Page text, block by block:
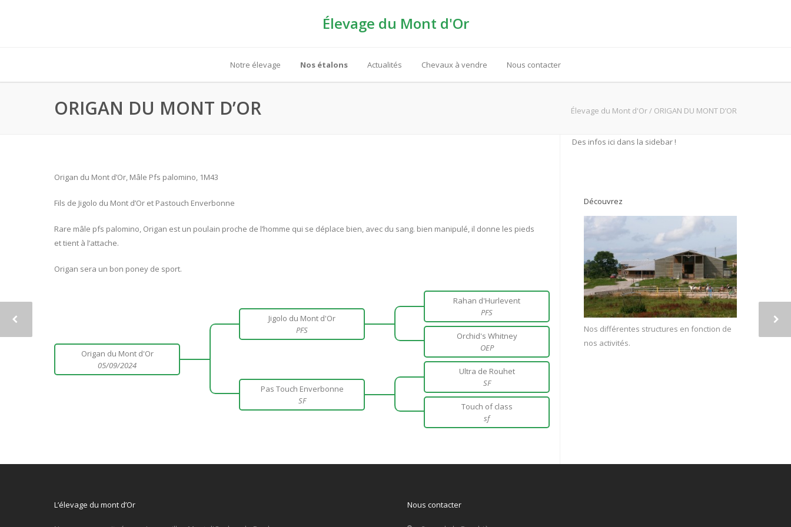
Élevage du Mont d'Or
Notre élevage Nos étalons Actualités Chevaux à vendre Nous contacter
ORIGAN DU MONT D’OR Élevage du Mont d'Or/ ORIGAN DU MONT D’OR
Origan du Mont d’Or, Mâle Pfs palomino, 1M43
Fils de Jigolo du Mont d’Or et Pastouch Enverbonne
Rare mâle pfs palomino, Origan est un poulain proche de l’homme qui se déplace bien, avec du sang. bien manipulé, il donne les pieds
et tient à l’attache.
Origan sera un bon poney de sport.
Origan du Mont d'Or
05/09/2024
Jigolo du Mont d'Or
PFS
Rahan d'Hurlevent
PFS
Orchid's Whitney
OEP
Pas Touch Enverbonne
SF
Ultra de Rouhet
SF
Touch of class
sf
Des infos ici dans la sidebar !
Découvrez
Nos différentes structures en fonction de
nos activités.
L’élevage du mont d’Or Nous contacter